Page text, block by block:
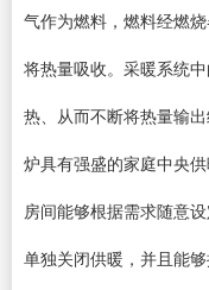
气作为燃料，燃料经燃
将热量吸收。采暖系统
热、从而不断将热量输
炉具有强盛的家庭中央
房间能够根据需求随意
单独关闭供暖，并且能